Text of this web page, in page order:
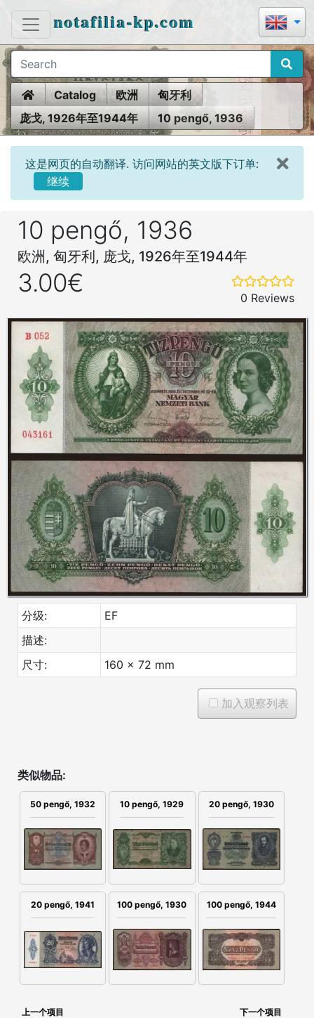
notafilia-kp.com
HomeCatalog 欧洲
匈牙利
庞戈, 1926年至1944年
10 pengő, 1936
这是网页的自动翻译. 访问网站的英文版下订单:
继续
10 pengő, 1936
欧洲, 匈牙利, 庞戈, 1926年至1944年
3.00€
0 Reviews
分级:
EF
描述:
尺寸:
160 x 72 mm
加入观察列表
类似物品:
50 pengő, 1932 10 pengő, 1929 20 pengő, 1930
20 pengő, 1941 100 pengő, 1930 100 pengő, 1944
上一个项目
下一个项目